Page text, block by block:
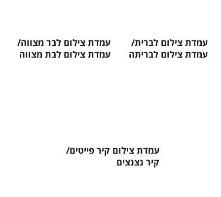
עמדת צילום לברית/
עמדת צילום לבריתה
עמדת צילום לבר מצווה/
עמדת צילום לבת מצווה
עמדת צילום קיר פייטים/
קיר נצנצים